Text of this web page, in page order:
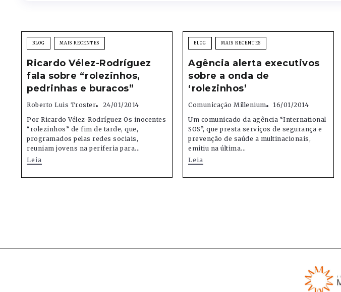
BLOG MAIS RECENTES
Ricardo Vélez-Rodríguez
fala sobre “rolezinhos,
pedrinhas e buracos”
Roberto Luis Troster
24/01/2014
Por Ricardo Vélez-Rodríguez Os inocentes
“rolezinhos” de fim de tarde, que,
programados pelas redes sociais,
reuniam jovens na periferia para...
Leia
BLOG MAIS RECENTES
Agência alerta executivos
sobre a onda de
‘rolezinhos’
Comunicação Millenium
16/01/2014
Um comunicado da agência “International
SOS”, que presta serviços de segurança e
prevenção de saúde a multinacionais,
emitiu na última...
Leia